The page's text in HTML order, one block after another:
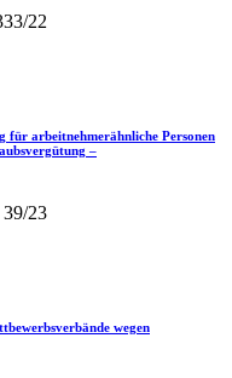
22
arbeitnehmerähnliche Personen
–
23
wegen